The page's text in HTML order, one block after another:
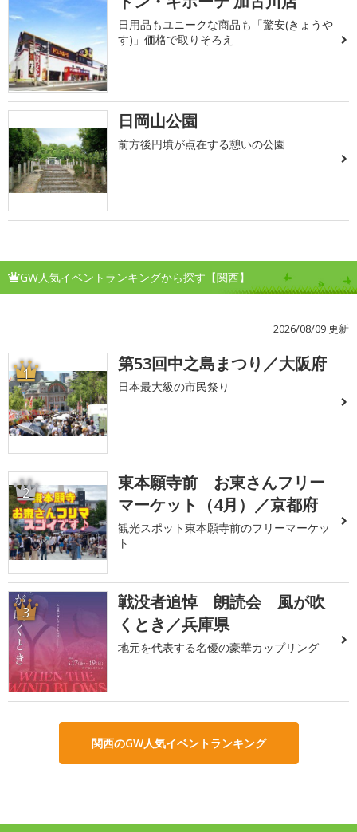
日用品もユニークな商品も「驚安(きょうや
す)」価格で取りそろえ
日岡山公園
前方後円墳が点在する憩いの公園
GW人気イベントランキングから探す【関西】
2026/08/09 更新
1 第53回中之島まつり／大阪府
日本最大級の市民祭り
2
東本願寺前 お東さんフリー
マーケット（4月）／京都府
観光スポット東本願寺前のフリーマーケッ
ト
3
戦没者追悼 朗読会 風が吹
くとき／兵庫県
地元を代表する名優の豪華カップリング
関西のGW人気イベントランキング